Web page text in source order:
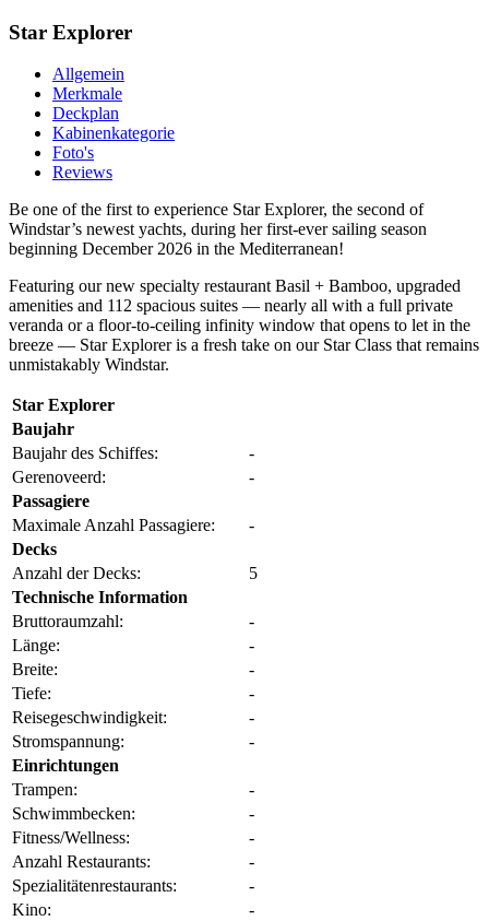
Star Explorer
Allgemein
Merkmale
Deckplan
Kabinenkategorie
Foto's
Reviews
Be one of the first to experience Star Explorer, the second of
Windstar’s newest yachts, during her first-ever sailing season
beginning December 2026 in the Mediterranean!
Featuring our new specialty restaurant Basil + Bamboo, upgraded
amenities and 112 spacious suites — nearly all with a full private
veranda or a floor-to-ceiling infinity window that opens to let in the
breeze — Star Explorer is a fresh take on our Star Class that remains
unmistakably Windstar.
Star Explorer
Baujahr
Baujahr des Schiffes:
-
Gerenoveerd:
-
Passagiere
Maximale Anzahl Passagiere:
-
Decks
Anzahl der Decks:
5
Technische Information
Bruttoraumzahl:
-
Länge:
-
Breite:
-
Tiefe:
-
Reisegeschwindigkeit:
-
Stromspannung:
-
Einrichtungen
Trampen:
-
Schwimmbecken:
-
Fitness/Wellness:
-
Anzahl Restaurants:
-
Spezialitätenrestaurants:
-
Kino:
-